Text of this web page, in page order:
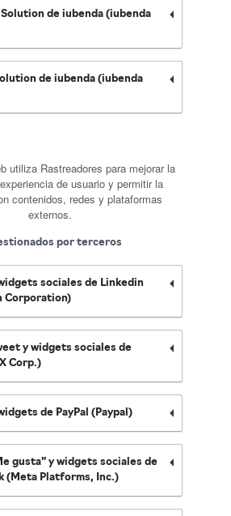
de iubenda (iubenda
de iubenda (iubenda
utiliza Rastreadores para mejorar la
de usuario y permitir la
contenidos, redes y plataformas
externos.
por terceros
sociales de Linkedin
Corporation)
y widgets sociales de
Corp.)
de PayPal (Paypal)
gusta” y widgets sociales de
(Meta Platforms, Inc.)